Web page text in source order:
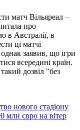
матч Вільяреал –
про
в Австралії, в
ці матчі
однак заявив, що ігри
всередині країн.
дозвіл "без
нового стадіону
млн євро на вітер